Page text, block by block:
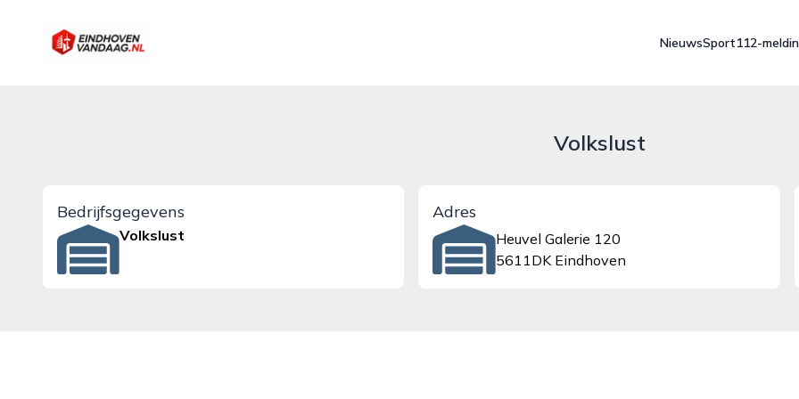
eindhovenvandaag.nl
NieuwsSport112-
Volkslust
Bedrijfsgegevens
Volkslust
Adres
Heuvel Galerie 120
5611DK Eindhoven